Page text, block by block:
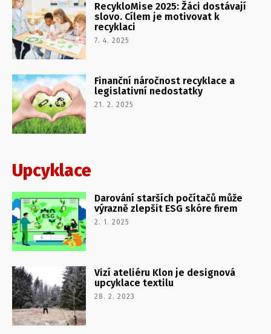
RecykloMise 2025: Žáci dostávají
slovo. Cílem je motivovat k
recyklaci
7. 4. 2025
Finanční náročnost recyklace a
legislativní nedostatky
21. 2. 2025
Upcyklace
Darování starších počítačů může
výrazně zlepšit ESG skóre firem
2. 1. 2025
Vizí ateliéru Klon je designová
upcyklace textilu
28. 2. 2023